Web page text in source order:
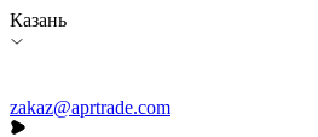
Казань
zakaz@aprtrade.com